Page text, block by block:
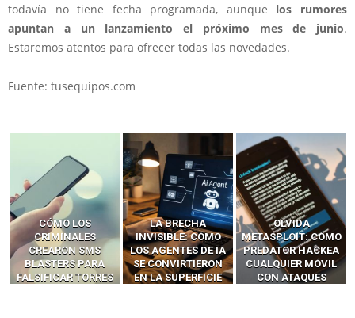
todavía no tiene fecha programada, aunque los rumores
apuntan a un lanzamiento el próximo mes de junio.
Estaremos atentos para ofrecer todas las novedades.
Fuente: tusequipos.com
LA BRECHA
INVISIBLE: CÓMO
LOS AGENTES DE IA
SE CONVIRTIERON
EN LA SUPERFICIE
OLVIDA
METASPLOIT: CÓMO
PREDATOR HACKEA
CUALQUIER MÓVIL
CON ATAQUES
CÓMO LOS HACKERS
INTERCEPTAN OTPS
Y LLAMADAS
MÓVILES SIN
‘HACKEAR’ — EL